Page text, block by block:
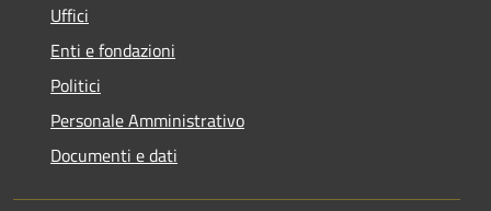
Uffici
Enti e fondazioni
Politici
Personale Amministrativo
Documenti e dati